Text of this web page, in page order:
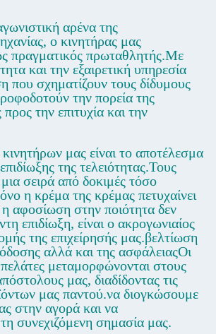
αρένα της
ο κινητήρας μας
πραγματικός πρωταθλητής.Με
και την εξαιρετική υπηρεσία
που σχηματίζουν τους δίδυμους
την πορεία της
την επιτυχία και την
μας είναι το αποτέλεσμα
της τελειότητας.Τους
σειρά από δοκιμές τόσο
η κρέμα της κρέμας πετυχαίνει
αφοσίωση στην ποιότητα δεν
επιδίωξη, είναι ο ακρογωνιαίος
της επιχείρησής μας.βελτίωση
αλλά και της ασφάλειαςΟι
πελάτες μεταμορφώνονται στους
μας, διαδίδοντας τις
μας παντού.να διογκώσουμε
στην αγορά και να
συνεχιζόμενη σημασία μας.